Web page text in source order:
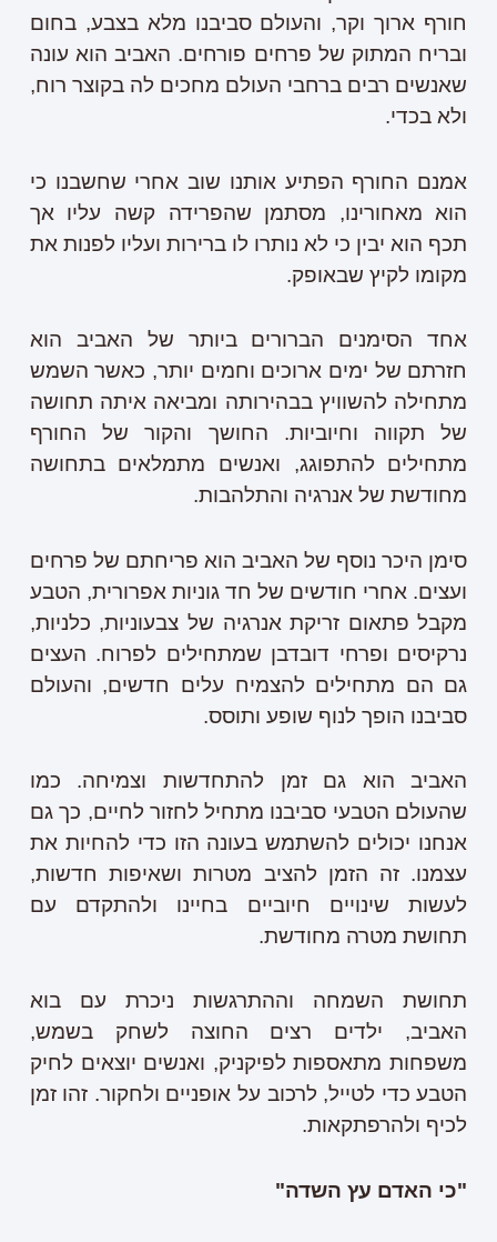
חורף ארוך וקר, והעולם סביבנו מלא בצבע, בחום
ובריח המתוק של פרחים פורחים. האביב הוא עונה
שאנשים רבים ברחבי העולם מחכים לה בקוצר רוח,
ולא בכדי.
אמנם החורף הפתיע אותנו שוב אחרי שחשבנו כי
הוא מאחורינו, מסתמן שהפרידה קשה עליו אך
תכף הוא יבין כי לא נותרו לו ברירות ועליו לפנות את
מקומו לקיץ שבאופק.
אחד הסימנים הברורים ביותר של האביב הוא
חזרתם של ימים ארוכים וחמים יותר, כאשר השמש
מתחילה להשוויץ בבהירותה ומביאה איתה תחושה
של תקווה וחיוביות. החושך והקור של החורף
מתחילים להתפוגג, ואנשים מתמלאים בתחושה
מחודשת של אנרגיה והתלהבות.
סימן היכר נוסף של האביב הוא פריחתם של פרחים
ועצים. אחרי חודשים של חד גוניות אפרורית, הטבע
מקבל פתאום זריקת אנרגיה של צבעוניות, כלניות,
נרקיסים ופרחי דובדבן שמתחילים לפרוח. העצים
גם הם מתחילים להצמיח עלים חדשים, והעולם
סביבנו הופך לנוף שופע ותוסס.
האביב הוא גם זמן להתחדשות וצמיחה. כמו
שהעולם הטבעי סביבנו מתחיל לחזור לחיים, כך גם
אנחנו יכולים להשתמש בעונה הזו כדי להחיות את
עצמנו. זה הזמן להציב מטרות ושאיפות חדשות,
לעשות שינויים חיוביים בחיינו ולהתקדם עם
תחושת מטרה מחודשת.
תחושת השמחה וההתרגשות ניכרת עם בוא
האביב, ילדים רצים החוצה לשחק בשמש,
משפחות מתאספות לפיקניק, ואנשים יוצאים לחיק
הטבע כדי לטייל, לרכוב על אופניים ולחקור. זהו זמן
לכיף ולהרפתקאות.
"כי האדם עץ השדה"